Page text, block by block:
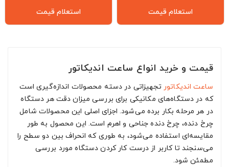
استعلام قیمت استعلام قیمت
قیمت و خرید انواع ساعت اندیکاتور
ساعت اندیکاتور تجهیزاتی در دسته محصولات اندازه‌‌گیری است
که در دستگاه‌های مکانیکی برای بررسی میزان دقت هر دستگاه
در هر مرحله بکار برده می‌شود. اجزای اصلی این محصولات شامل
چرخ دنده، چرخ دنده جناحی و اهرم است. این محصول به طور
مقایسه‌ای استفاده می‌شود، به طوری که انحراف بین دو سطح را
می‌سنجند تا کاربر از درست کار کردن دستگاه مورد بررسی
مطمئن شود.